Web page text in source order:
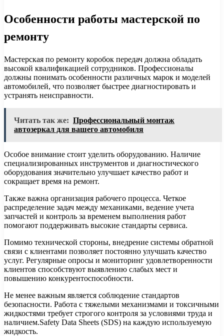
Особенности работы мастерской по
ремонту
Мастерская по ремонту коробок передач должна обладать
высокой квалификацией сотрудников. Профессионалы
должны понимать особенности различных марок и моделей
автомобилей, что позволяет быстрее диагностировать и
устранять неисправности.
Читать так же: Профессиональный монтаж
автозеркал для вашего автомобиля
Особое внимание стоит уделить оборудованию. Наличие
специализированных инструментов и диагностического
оборудования значительно улучшает качество работ и
сокращает время на ремонт.
Также важна организация рабочего процесса. Четкое
распределение задач между механиками, ведение учета
запчастей и контроль за временем выполнения работ
помогают поддерживать высокие стандарты сервиса.
Помимо технической стороны, внедрение системы обратной
связи с клиентами позволяет постоянно улучшать качество
услуг. Регулярные опросы и мониторинг удовлетворенности
клиентов способствуют выявлению слабых мест и
повышению конкурентоспособности.
Не менее важным является соблюдение стандартов
безопасности. Работа с тяжелыми механизмами и токсичными
жидкостями требует строгого контроля за условиями труда и
наличием.Safety Data Sheets (SDS) на каждую используемую
жидкость.